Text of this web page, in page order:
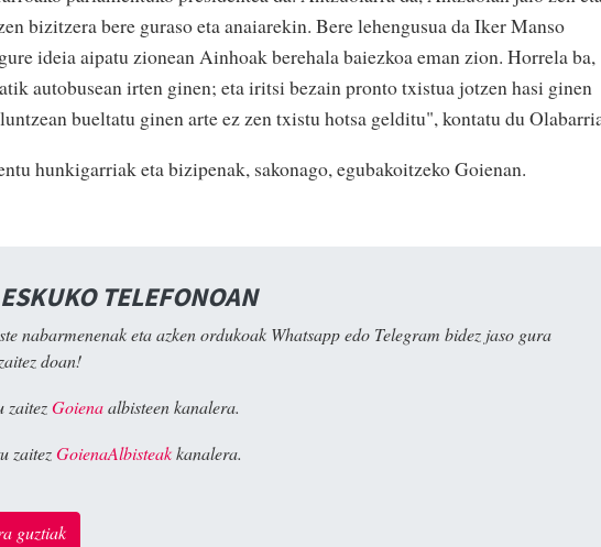
bizitzera bere guraso eta anaiarekin. Bere lehengusua da Iker Manso
ideia aipatu zionean Ainhoak berehala baiezkoa eman zion. Horrela ba,
autobusean irten ginen; eta iritsi bezain pronto txistua jotzen hasi ginen
bueltatu ginen arte ez zen txistu hotsa gelditu", kontatu du
hunkigarriak eta bizipenak, sakonago, egubakoitzeko Goienan.
TELEFONOAN
nabarmenenak eta azken ordukoak Whatsapp edo Telegram bidez jaso gura
doan!
zaitezGoienaalbisteen kanalera.
zaitezGoienaAlbisteakkanalera.
guztiak